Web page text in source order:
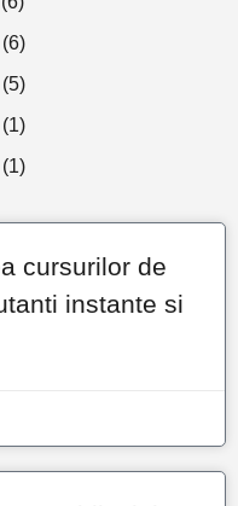
(6)
(5)
(1)
(1)
cursurilor de
instante si